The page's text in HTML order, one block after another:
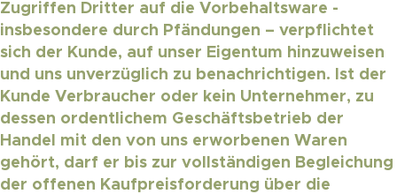
Zugriffen Dritter auf die Vorbehaltsware -
insbesondere durch Pfändungen – verpflichtet
sich der Kunde, auf unser Eigentum hinzuweisen
und uns unverzüglich zu benachrichtigen. Ist der
Kunde Verbraucher oder kein Unternehmer, zu
dessen ordentlichem Geschäftsbetrieb der
Handel mit den von uns erworbenen Waren
gehört, darf er bis zur vollständigen Begleichung
der offenen Kaufpreisforderung über die